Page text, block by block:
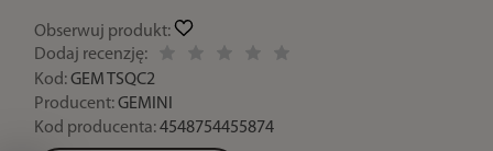
Obserwuj produkt:
Dodaj recenzję:
Kod:GEM TSQC2
Producent:GEMINI
Kod producenta:4548754455874